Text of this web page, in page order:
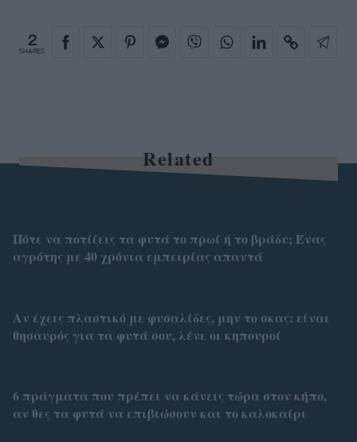
2
SHARES
Related
Πότε να ποτίζεις τα φυτά το πρωί ή το βράδυ; Ένας
αγρότης με 40 χρόνια εμπειρίας απαντά
Αν έχεις πλαστικό με φυσαλίδες, μην το σκας: είναι
θησαυρός για τα φυτά σου, λένε οι κηπουροί
6 πράγματα που πρέπει να κάνεις τώρα στον κήπο,
αν θες τα φυτά να επιβιώσουν και το καλοκαίρι